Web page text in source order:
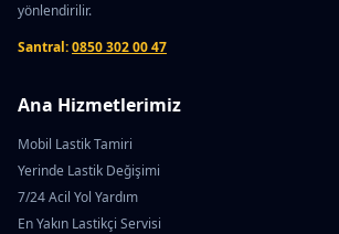
yönlendirilir.
Santral:0850 302 00 47
Ana Hizmetlerimiz
Mobil Lastik Tamiri
Yerinde Lastik Değişimi
7/24 Acil Yol Yardım
En Yakın Lastikçi Servisi